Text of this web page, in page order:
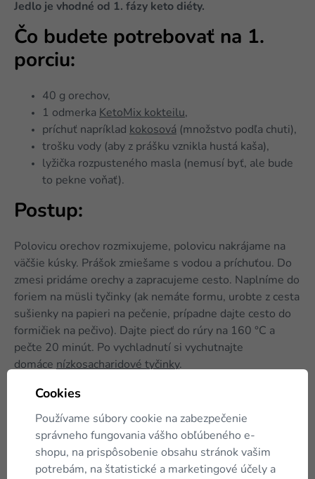
Jedlo je vhodné od 1. fázy keto diéty.
Čo budete potrebovať na 1.
porciu:
40 g orechov,
1 odmerka KetoMix kokteilu,
príchuť napríklad kokosová (množstvo podľa chuti),
trošku vody (aby z prášku vznikla hustá kaša),
lyžička rozpusteného masla (nemusí byť, ale bude
to pekne voňať).
Postup:
Polovicu orechov rozmixujeme, polovicu nakrájame na
väčšie kúsky. Prášok zmiešame s vodou a príchuťou. Do
zmesi pridáme orechy a zapracujeme cesto. Naplníme do
foriem na müsli tyčinky (ak nemáte formu, urobte z cesta
sušienky na papieri na pečenie, prípadne dajte cesto do
formičiek na pečivo). Dajte piecť do rúry na 160 °C a
pečte 20 minút. Po vychladnutí si vychutnajte
domáce nízkosacharidové tyčinky.
Páči sa vám článok?Pošlite ho
ďalej...
Cookies
Používame súbory cookie na zabezpečenie
správneho fungovania vášho obľúbeného e-
shopu, na prispôsobenie obsahu stránok vašim
potrebám, na štatistické a marketingové účely a